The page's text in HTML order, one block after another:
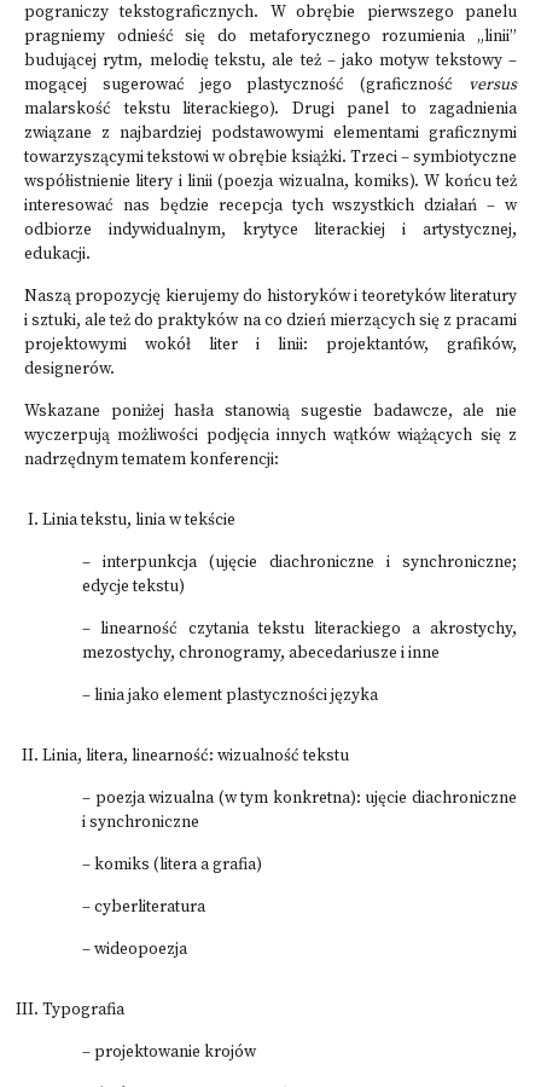
pograniczy tekstograficznych. W obrębie pierwszego panelu
pragniemy odnieść się do metaforycznego rozumienia „linii”
budującej rytm, melodię tekstu, ale też – jako motyw tekstowy –
mogącej sugerować jego plastyczność (graficzność versus
malarskość tekstu literackiego). Drugi panel to zagadnienia
związane z najbardziej podstawowymi elementami graficznymi
towarzyszącymi tekstowi w obrębie książki. Trzeci – symbiotyczne
współistnienie litery i linii (poezja wizualna, komiks). W końcu też
interesować nas będzie recepcja tych wszystkich działań – w
odbiorze indywidualnym, krytyce literackiej i artystycznej,
edukacji.
Naszą propozycję kierujemy do historyków i teoretyków literatury
i sztuki, ale też do praktyków na co dzień mierzących się z pracami
projektowymi wokół liter i linii: projektantów, grafików,
designerów.
Wskazane poniżej hasła stanowią sugestie badawcze, ale nie
wyczerpują możliwości podjęcia innych wątków wiążących się z
nadrzędnym tematem konferencji:
Linia tekstu, linia w tekście
– interpunkcja (ujęcie diachroniczne i synchroniczne;
edycje tekstu)
– linearność czytania tekstu literackiego a akrostychy,
mezostychy, chronogramy, abecedariusze i inne
– linia jako element plastyczności języka
Linia, litera, linearność: wizualność tekstu
– poezja wizualna (w tym konkretna): ujęcie diachroniczne
i synchroniczne
– komiks (litera a grafia)
– cyberliteratura
– wideopoezja
Typografia
– projektowanie krojów